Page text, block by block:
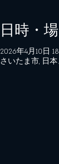
日時・
2026年4月10日
さいたま市, 日